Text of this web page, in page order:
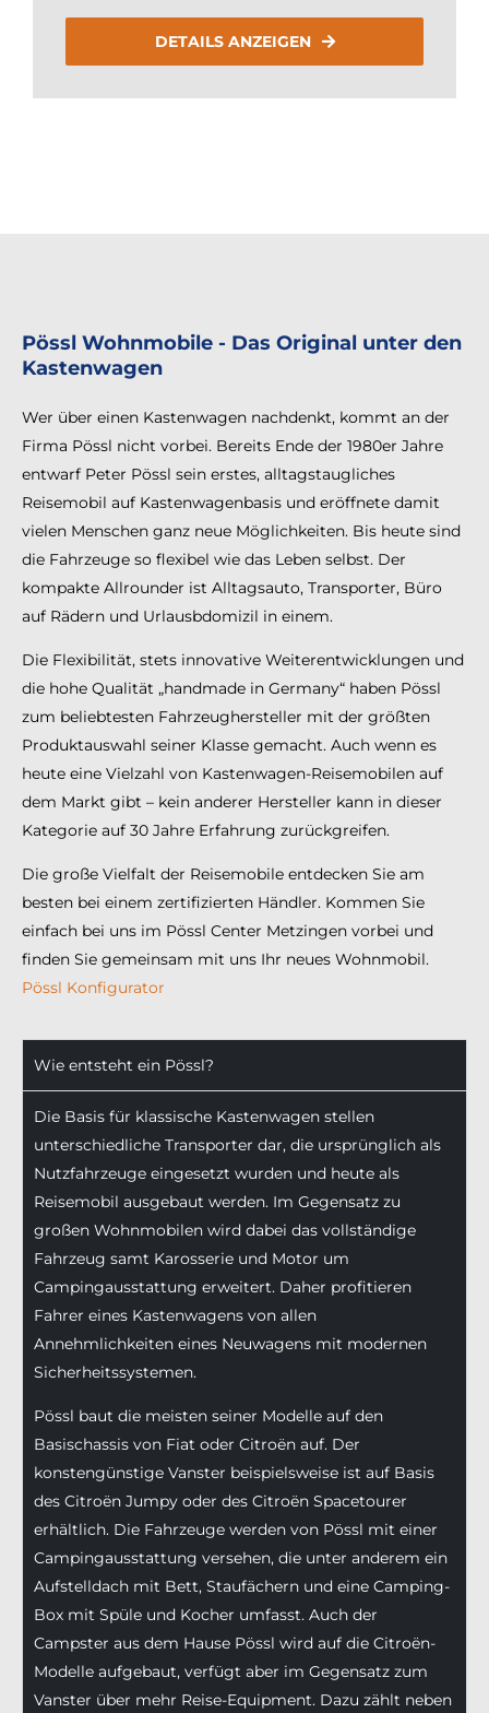
DETAILS ANZEIGEN
Pössl Wohnmobile - Das Original unter den
Kastenwagen
Wer über einen Kastenwagen nachdenkt, kommt an der
Firma Pössl nicht vorbei. Bereits Ende der 1980er Jahre
entwarf Peter Pössl sein erstes, alltagstaugliches
Reisemobil auf Kastenwagenbasis und eröffnete damit
vielen Menschen ganz neue Möglichkeiten. Bis heute sind
die Fahrzeuge so flexibel wie das Leben selbst. Der
kompakte Allrounder ist Alltagsauto, Transporter, Büro
auf Rädern und Urlausbdomizil in einem.
Die Flexibilität, stets innovative Weiterentwicklungen und
die hohe Qualität „handmade in Germany“ haben Pössl
zum beliebtesten Fahrzeughersteller mit der größten
Produktauswahl seiner Klasse gemacht. Auch wenn es
heute eine Vielzahl von Kastenwagen-Reisemobilen auf
dem Markt gibt – kein anderer Hersteller kann in dieser
Kategorie auf 30 Jahre Erfahrung zurückgreifen.
Die große Vielfalt der Reisemobile entdecken Sie am
besten bei einem zertifizierten Händler. Kommen Sie
einfach bei uns im Pössl Center Metzingen vorbei und
finden Sie gemeinsam mit uns Ihr neues Wohnmobil.
Pössl Konfigurator
Wie entsteht ein Pössl?
Die Basis für klassische Kastenwagen stellen
unterschiedliche Transporter dar, die ursprünglich als
Nutzfahrzeuge eingesetzt wurden und heute als
Reisemobil ausgebaut werden. Im Gegensatz zu
großen Wohnmobilen wird dabei das vollständige
Fahrzeug samt Karosserie und Motor um
Campingausstattung erweitert. Daher profitieren
Fahrer eines Kastenwagens von allen
Annehmlichkeiten eines Neuwagens mit modernen
Sicherheitssystemen.
Pössl baut die meisten seiner Modelle auf den
Basischassis von Fiat oder Citroën auf. Der
konstengünstige Vanster beispielsweise ist auf Basis
des Citroën Jumpy oder des Citroën Spacetourer
erhältlich. Die Fahrzeuge werden von Pössl mit einer
Campingausstattung versehen, die unter anderem ein
Aufstelldach mit Bett, Staufächern und eine Camping-
Box mit Spüle und Kocher umfasst. Auch der
Campster aus dem Hause Pössl wird auf die Citroën-
Modelle aufgebaut, verfügt aber im Gegensatz zum
Vanster über mehr Reise-Equipment. Dazu zählt neben